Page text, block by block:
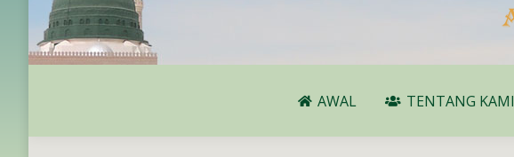
AWAL TENTANG KAMI